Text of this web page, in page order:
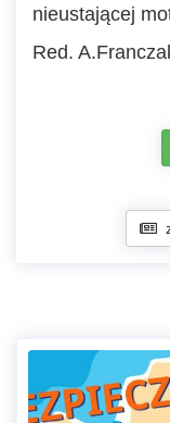
nieustającej
Red.